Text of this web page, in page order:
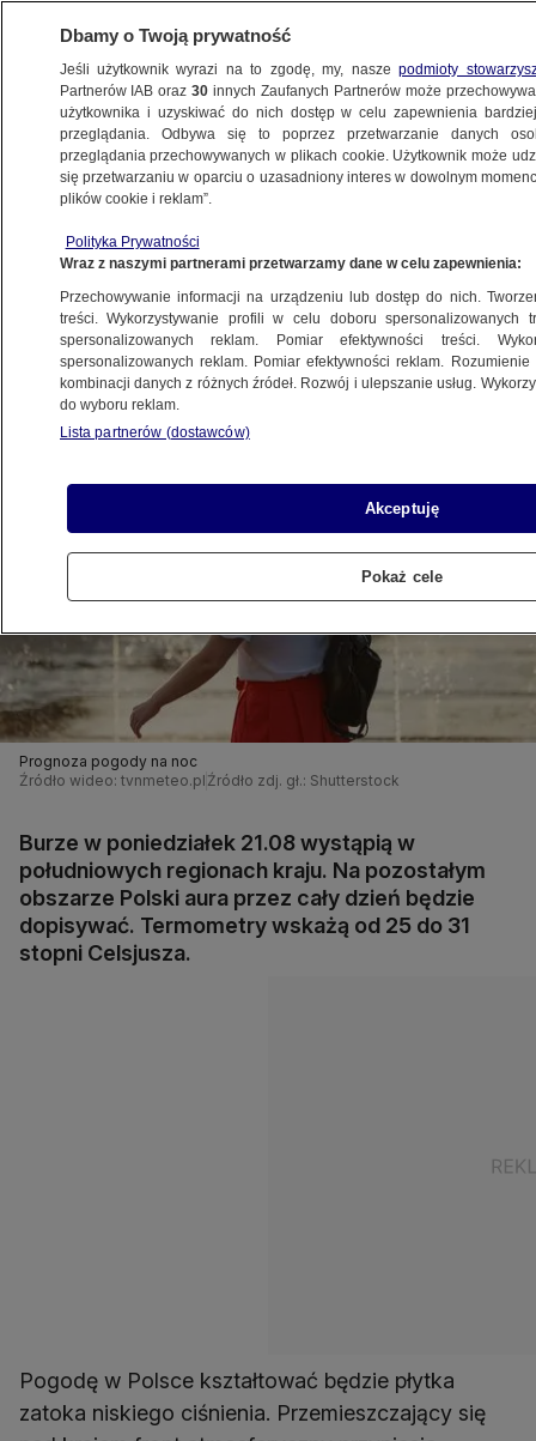
METEO
PROGNOZA
Gorąco, w niektórych regionach pojawią
się burze
20.08.2023, 19:40
Udostępnij
Prognoza pogody na noc
Źródło wideo: tvnmeteo.pl Źródło zdj. gł.: Shutterstock
Burze w poniedziałek 21.08 wystąpią w
południowych regionach kraju. Na pozostałym
obszarze Polski aura przez cały dzień będzie
dopisywać. Termometry wskażą od 25 do 31
stopni Celsjusza.
Pogodę w Polsce kształtować będzie płytka
zatoka niskiego ciśnienia. Przemieszczający się
Dbamy o Twoją prywatność
Jeśli użytkownik wyrazi na to zgodę, my, naszepodmioty
Partnerów IAB oraz30 innych Zaufanych Partnerów może
użytkownika i uzyskiwać do nich dostęp w celu zapewnienia
przeglądania. Odbywa się to poprzez przetwarzanie danych
przeglądania przechowywanych w plikach cookie. Użytkownik może
się przetwarzaniu w oparciu o uzasadniony interes w dowolnym
plików cookie i reklam”.
Polityka Prywatności
Wraz z naszymi partnerami przetwarzamy dane w celu zapewnienia:
Przechowywanie informacji na urządzeniu lub dostęp do nich.
treści. Wykorzystywanie profili w celu doboru spersonalizowanych
spersonalizowanych reklam. Pomiar efektywności treści.
spersonalizowanych reklam. Pomiar efektywności reklam.
kombinacji danych z różnych źródeł. Rozwój i ulepszanie usług.
do wyboru reklam.
Lista partnerów (dostawców)
Akceptuję
Pokaż cele